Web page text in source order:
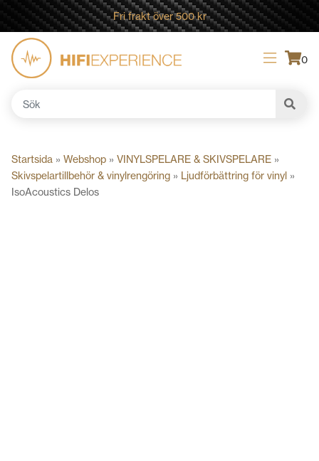
Fri frakt över 500 kr
0
Startsida » Webshop » VINYLSPELARE & SKIVSPELARE »
Skivspelartillbehör & vinylrengöring » Ljudförbättring för vinyl »
IsoAcoustics Delos